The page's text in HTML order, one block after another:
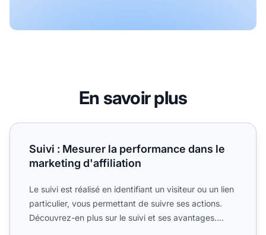
En savoir plus
Suivi : Mesurer la performance dans le marketing
Suivi : Mesurer la performance dans le
marketing d'affiliation
Le suivi est réalisé en identifiant un visiteur ou un lien
particulier, vous permettant de suivre ses actions.
Découvrez-en plus sur le suivi et ses avantages....